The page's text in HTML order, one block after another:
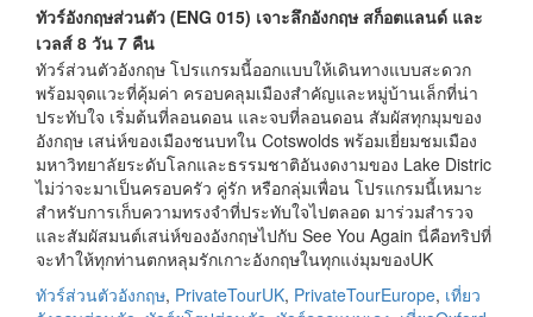
ทัวร์อังกฤษส่วนตัว (ENG 015) เจาะลึกอังกฤษ สก็อตแลนด์ และ
เวลส์ 8 วัน 7 คืน
ทัวร์ส่วนตัวอังกฤษ โปรแกรมนี้ออกแบบให้เดินทางแบบสะดวก
พร้อมจุดแวะที่คุ้มค่า ครอบคลุมเมืองสำคัญและหมู่บ้านเล็กที่น่า
ประทับใจ เริ่มต้นที่ลอนดอน และจบที่ลอนดอน สัมผัสทุกมุมของ
อังกฤษ เสน่ห์ของเมืองชนบทใน Cotswolds พร้อมเยี่ยมชมเมือง
มหาวิทยาลัยระดับโลกและธรรมชาติอันงดงามของ Lake Distric
ไม่ว่าจะมาเป็นครอบครัว คู่รัก หรือกลุ่มเพื่อน โปรแกรมนี้เหมาะ
สำหรับการเก็บความทรงจำที่ประทับใจไปตลอด มาร่วมสำรวจ
และสัมผัสมนต์เสน่ห์ของอังกฤษไปกับ See You Again นี่คือทริปที่
จะทำให้ทุกท่านตกหลุมรักเกาะอังกฤษในทุกแง่มุมของUK
ทัวร์ส่วนตัวอังกฤษ, PrivateTourUK, PrivateTourEurope, เที่ยว